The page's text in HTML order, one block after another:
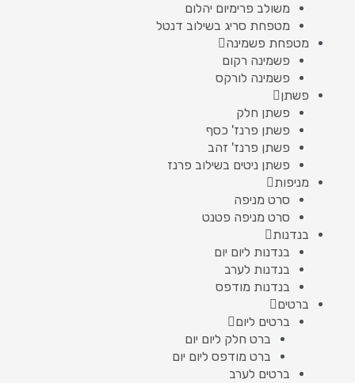
משולב פרימיום יהלום
מטפחת סריג בשילוב דנטל
מטפחת פשמינה
פשמינה רקום
פשמינה לורקס
פשתן
פשתן חלק
פשתן פרנז' כסף
פשתן פרנז' זהב
פשתן ניטים בשילוב פרנז
מניפות
סרט מניפה
סרט מניפה פטנט
בנדנות
בנדנות ליום יום
בנדנות לערב
בנדנות מודפס
ברטים
ברטים ליום
ברט חלק ליום יום
ברט מודפס ליום יום
ברטים לערב